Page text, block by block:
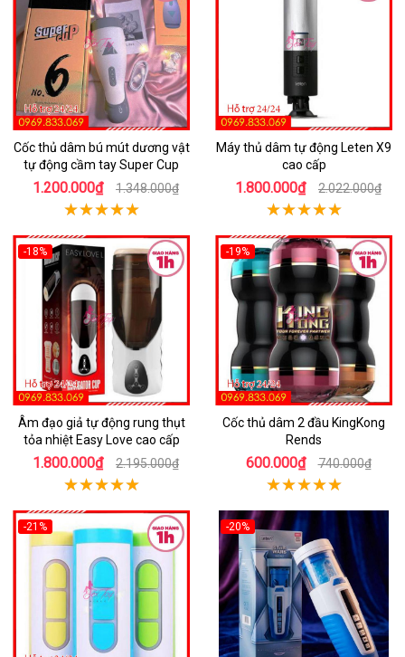
Cốc thủ dâm bú mút dương vật
tự động cầm tay Super Cup
1.200.000₫ 1.348.000₫
Máy thủ dâm tự động Leten X9
cao cấp
1.800.000₫ 2.022.000₫
-18%
Âm đạo giả tự động rung thụt
tỏa nhiệt Easy Love cao cấp
1.800.000₫ 2.195.000₫
-19%
Cốc thủ dâm 2 đầu KingKong
Rends
600.000₫ 740.000₫
-21% -20%